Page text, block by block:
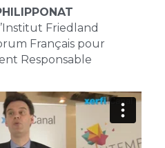
Friedland
Français pour
Responsable